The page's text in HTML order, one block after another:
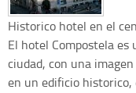
Historico hotel en el
El hotel Compostela es
ciudad, con una
en un edificio historico,